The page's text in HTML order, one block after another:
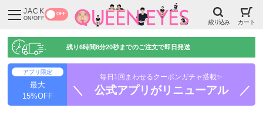
JACK
ON/OFF
OFF
絞り込み カート
残り6時間8分19秒までのご注文で即日発送
アプリ限定
最大
15%OFF
毎日1回まわせるクーポンガチャ搭載✨
＼ 公式アプリがリニューアル ／